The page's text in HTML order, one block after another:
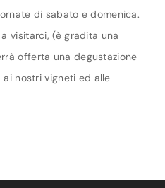
di sabato e domenica.
visitarci, (è gradita una
offerta una degustazione
nostri vigneti ed alle